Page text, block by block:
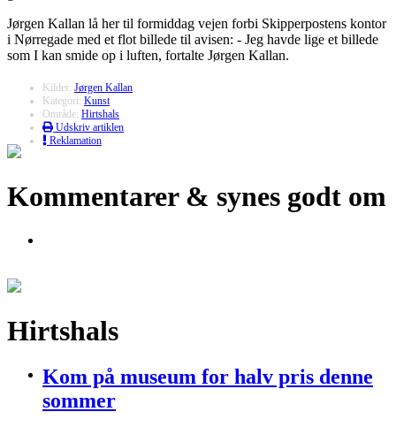
Jørgen Kallan lå her til formiddag vejen forbi Skipperpostens kontor
i Nørregade med et flot billede til avisen: - Jeg havde lige et billede
som I kan smide op i luften, fortalte Jørgen Kallan.
Kilder: Jørgen Kallan
Kategori: Kunst
Område: Hirtshals
Udskriv artiklen
Reklamation
Kommentarer & synes godt om
Hirtshals
Kom på museum for halv pris denne
sommer